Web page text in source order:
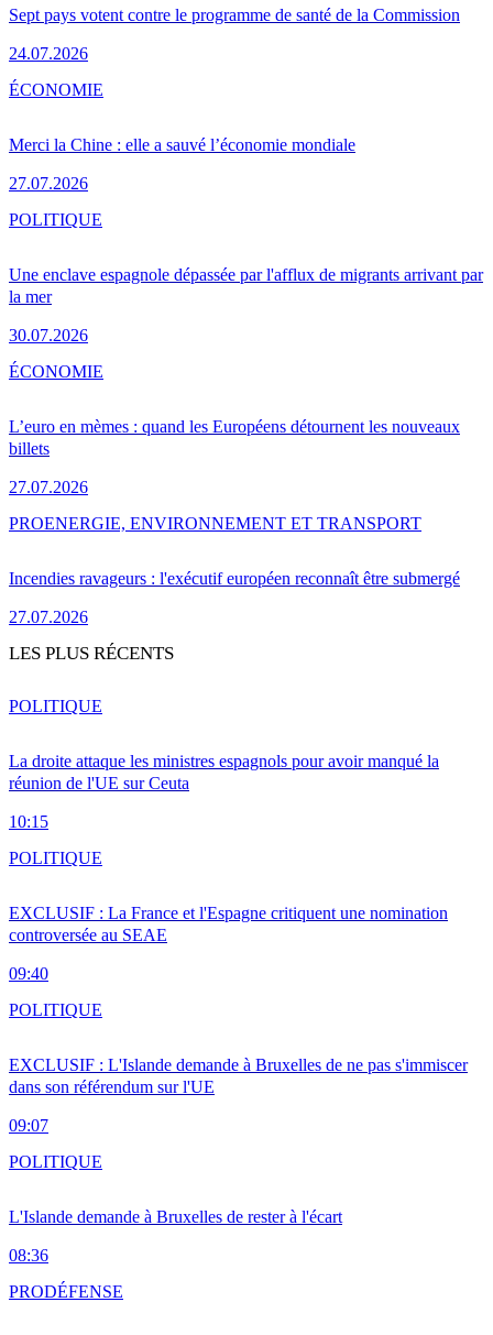
Sept pays votent contre le programme de santé de la Commission
24.07.2026
Merci la Chine : elle a sauvé l’économie mondiale
27.07.2026
ÉCONOMIE
Une enclave espagnole dépassée par l'afflux de migrants arrivant par
la mer
30.07.2026
POLITIQUE
L’euro en mèmes : quand les Européens détournent les nouveaux
billets
27.07.2026
ÉCONOMIE
Incendies ravageurs : l'exécutif européen reconnaît être submergé
27.07.2026
PROENERGIE, ENVIRONNEMENT ET TRANSPORT
LES PLUS RÉCENTS
La droite attaque les ministres espagnols pour avoir manqué la
réunion de l'UE sur Ceuta
10:15
POLITIQUE
EXCLUSIF : La France et l'Espagne critiquent une nomination
controversée au SEAE
09:40
POLITIQUE
EXCLUSIF : L'Islande demande à Bruxelles de ne pas s'immiscer
dans son référendum sur l'UE
09:07
POLITIQUE
L'Islande demande à Bruxelles de rester à l'écart
08:36
POLITIQUE
PRODÉFENSE